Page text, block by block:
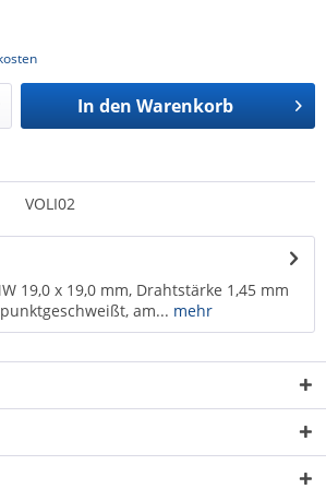
In den Warenkorb
VOLI02
19,0 x 19,0 mm, Drahtstärke 1,45 mm
am... mehr